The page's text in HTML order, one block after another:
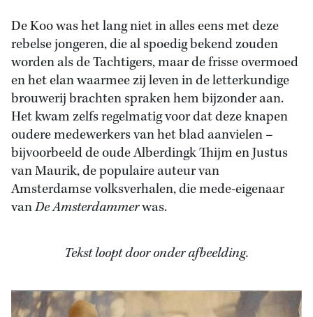
De Koo was het lang niet in alles eens met deze
rebelse jongeren, die al spoedig bekend zouden
worden als de Tachtigers, maar de frisse overmoed
en het elan waarmee zij leven in de letterkundige
brouwerij brachten spraken hem bijzonder aan.
Het kwam zelfs regelmatig voor dat deze knapen
oudere medewerkers van het blad aanvielen –
bijvoorbeeld de oude Alberdingk Thijm en Justus
van Maurik, de populaire auteur van
Amsterdamse volksverhalen, die mede-eigenaar
vanDe Amsterdammerwas.
Tekst loopt door onder afbeelding.